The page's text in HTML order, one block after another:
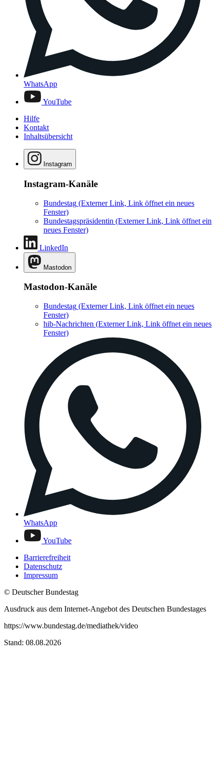
WhatsApp
YouTube
Hilfe
Kontakt
Inhaltsübersicht
Instagram
Instagram-Kanäle
Bundestag (Externer Link, Link öffnet ein neues
Fenster)
Bundestagspräsidentin (Externer Link, Link öffnet ein
neues Fenster)
LinkedIn
Mastodon
Mastodon-Kanäle
Bundestag (Externer Link, Link öffnet ein neues
Fenster)
hib-Nachrichten (Externer Link, Link öffnet ein neues
Fenster)
WhatsApp
YouTube
Barrierefreiheit
Datenschutz
Impressum
© Deutscher Bundestag
Ausdruck aus dem Internet-Angebot des Deutschen Bundestages
https://www.bundestag.de/mediathek/video
Stand: 08.08.2026